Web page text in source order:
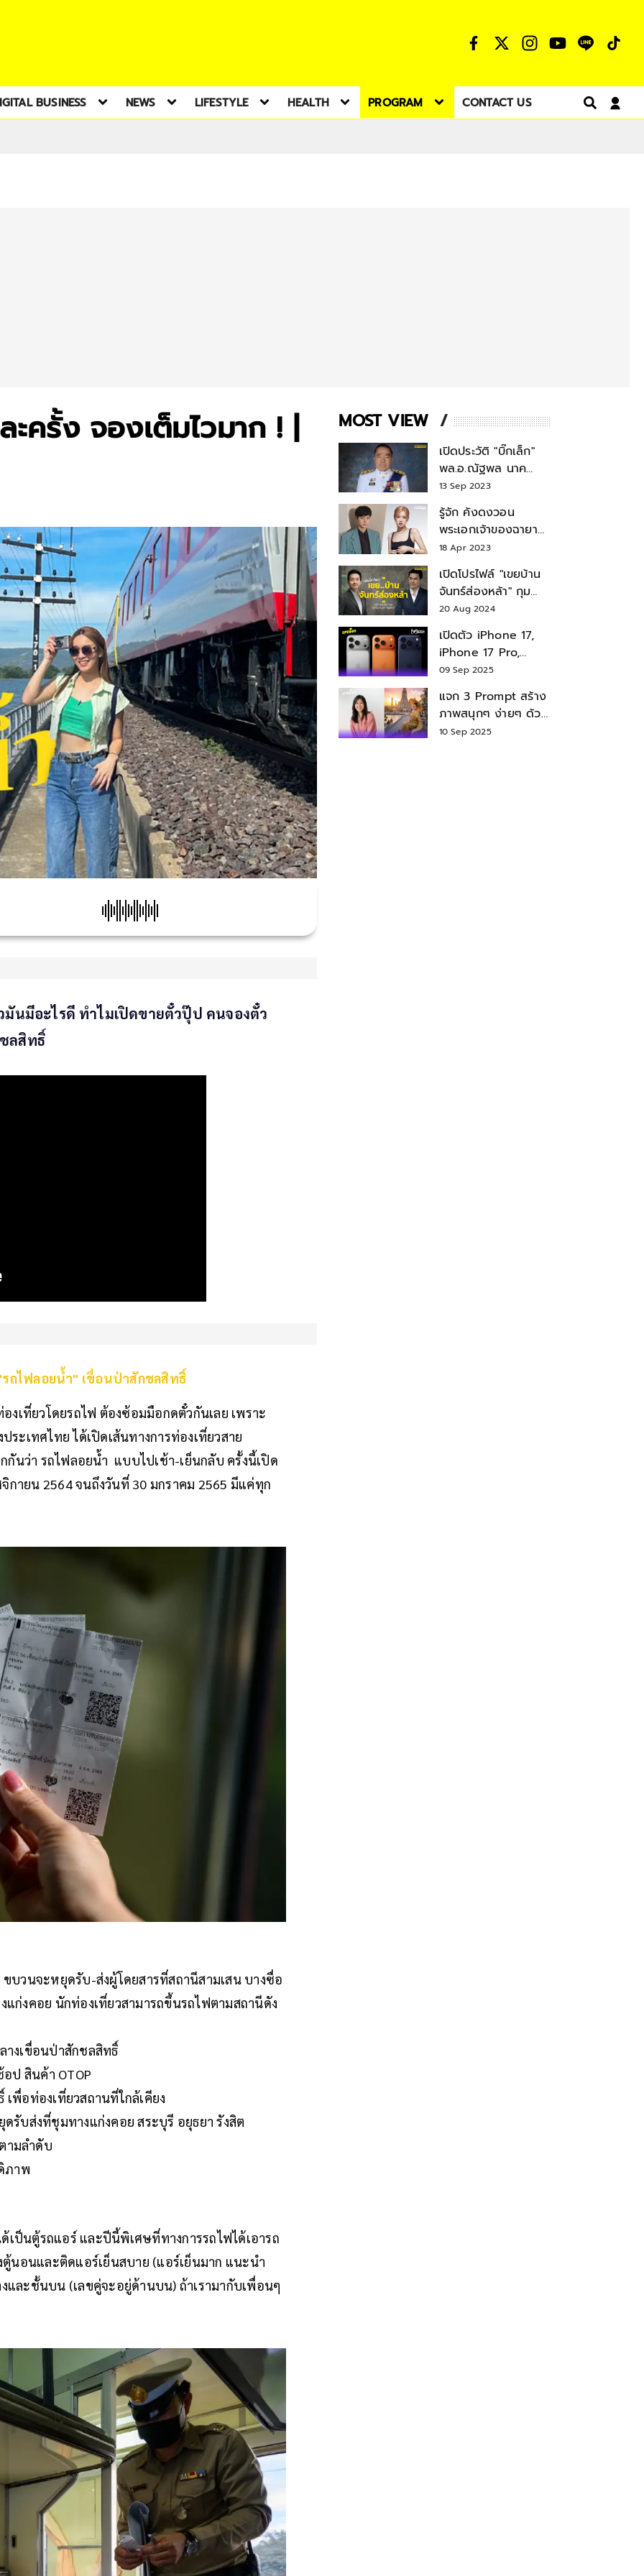
BUSINESS NEWS LIFESTYLE HEALTH PROGRAM CONTACT US
ครั้ง จองเต็มไวมาก ! |
มันมีอะไรดี ทำไมเปิดขายตั๋วปุ๊ป คนจองตั๋ว
ลสิทธิ์
ถไฟลอยน้ำ" เขื่อนป่าสักชลสิทธิ์
ที่ยวโดยรถไฟ ต้องซ้อมมือกดตั๋วกันเลย เพราะ
ะเทศไทย ได้เปิดเส้นทางการท่องเที่ยวสาย
กันว่า รถไฟลอยน้ำ แบบไปเช้า-เย็นกลับ ครั้งนี้เปิด
กายน 2564 จนถึงวันที่ 30 มกราคม 2565 มีแค่ทุก
บวนจะหยุดรับ-ส่งผู้โดยสารที่สถานีสามเสน บางซื่อ
แก่งคอย นักท่องเที่ยวสามารถขึ้นรถไฟตามสถานีดัง
างเขื่อนป่าสักชลสิทธิ์
ป สินค้า OTOP
พื่อท่องเที่ยวสถานที่ใกล้เคียง
รับส่งที่ชุมทางแก่งคอย สระบุรี อยุธยา รังสิต
ามลำดับ
ภาพ
เป็นตู้รถแอร์ และปีนี้พิเศษที่ทางการรถไฟได้เอารถ
นอนและติดแอร์เย็นสบาย (แอร์เย็นมาก แนะนำ
ละชั้นบน (เลขคู่จะอยู่ด้านบน) ถ้าเรามากับเพื่อนๆ
MOST VIEW
เปิดประวัติ "บิ๊กเล็ก"
พล.อ.ณัฐพล นาค
พาณิชย์ จากเลขาฯ
สมช.-เลขาฯ
รมว.กลาโหม
13 Sep 2023
รู้จัก คังดงวอน
พระเอกเจ้าของฉายา
สมบัติแห่งชาติ หลังมี
18 Apr 2023
เปิดโปรไฟล์ "เขยบ้าน
จันทร์ส่องหล้า" กุม
บังเหียนธุรกิจตระกูล
"ชินวัตร"
20 Aug 2024
เปิดตัว iPhone 17,
iPhone 17 Pro,
iPhone 17 Air สเปค
09 Sep 2025
แจก 3 Prompt สร้าง
ภาพสนุกๆ ง่ายๆ ด้วย
Nano Banana ใน
10 Sep 2025